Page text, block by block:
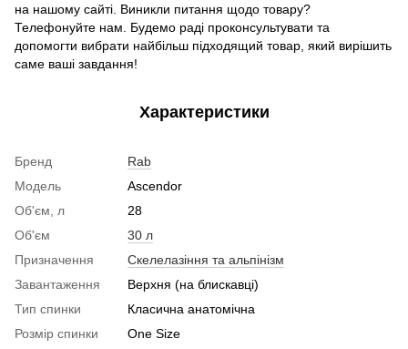
на нашому сайті. Виникли питання щодо товару?
Телефонуйте нам. Будемо раді проконсультувати та
допомогти вибрати найбільш підходящий товар, який вирішить
саме ваші завдання!
Характеристики
Бренд
Rab
Модель
Ascendor
Об'єм, л
28
Об'єм
30 л
Призначення
Скелелазіння та альпінізм
Завантаження
Верхня (на блискавці)
Тип спинки
Класична анатомічна
Розмір спинки
One Size